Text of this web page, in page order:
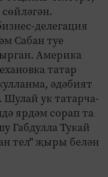
делегация
Сабан туе
Америка
татар
әдәбият
ук татарча-
ярдәм сорап та
Габдулла Тукай
тел" җыры белән